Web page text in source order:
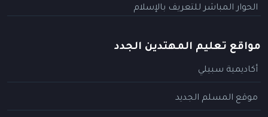
الحوار المباشر للتعريف بالإسلام
مواقع تعليم المهتدين الجدد
أكاديمية سبيلي
موقع المسلم الجديد